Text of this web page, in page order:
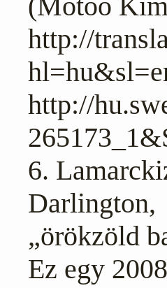
http://
http://
6.
„örökzöld
Ez egy